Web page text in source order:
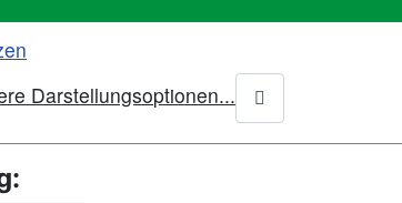
Darstellungsoptionen...